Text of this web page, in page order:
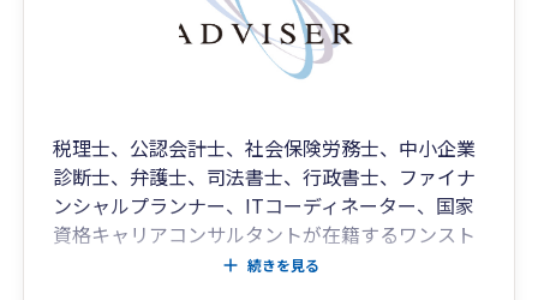
税理士、公認会計士、社会保険労務士、中小企業
診断士、弁護士、司法書士、行政書士、ファイナ
ンシャルプランナー、ITコーディネーター、国家
資格キャリアコンサルタントが在籍するワンスト
ップサービス事務所です。通常の税務・会計・給
続きを見る